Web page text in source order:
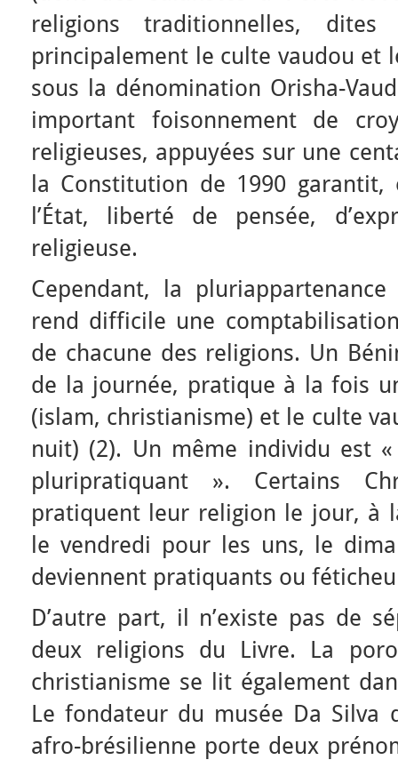
religions traditionnelles,
principalement le culte vaudou et
sous la dénomination Orisha-
important foisonnement de
religieuses, appuyées sur une
la Constitution de 1990
l’État, liberté de pensée,
religieuse.
Cependant, la
rend difficile une
de chacune des religions. Un
de la journée, pratique à la fois
(islam, christianisme) et le culte
nuit) (2). Un même individu est
pluripratiquant ». Certains
pratiquent leur religion le jour, à
le vendredi pour les uns, le
deviennent pratiquants ou
D’autre part, il n’existe pas de
deux religions du Livre. La
christianisme se lit également
Le fondateur du musée Da
afro-brésilienne porte deux